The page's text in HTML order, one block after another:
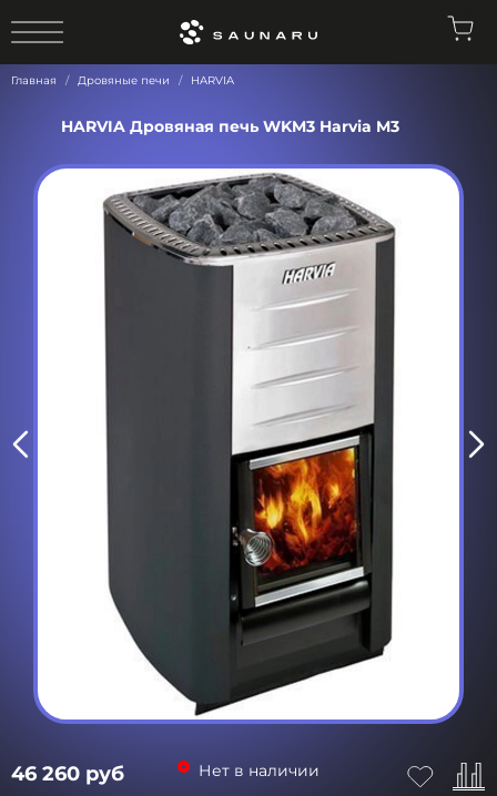
Главная Дровяные печи HARVIA
HARVIA Дровяная печь WKM3 Harvia M3
46 260 руб Нет в наличии